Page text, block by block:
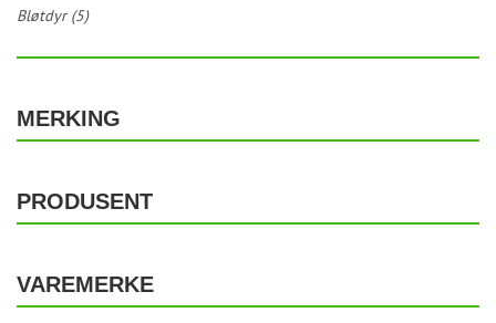
Bløtdyr (5)
MERKING
PRODUSENT
VAREMERKE